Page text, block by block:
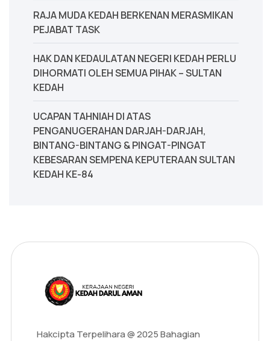
‎RAJA MUDA KEDAH BERKENAN MERASMIKAN
PEJABAT TASK
‎HAK DAN KEDAULATAN NEGERI KEDAH PERLU
DIHORMATI OLEH SEMUA PIHAK – SULTAN
KEDAH
UCAPAN TAHNIAH DI ATAS
PENGANUGERAHAN DARJAH-DARJAH,
BINTANG-BINTANG & PINGAT-PINGAT
KEBESARAN SEMPENA KEPUTERAAN SULTAN
KEDAH KE-84
Hakcipta Terpelihara @ 2025 Bahagian